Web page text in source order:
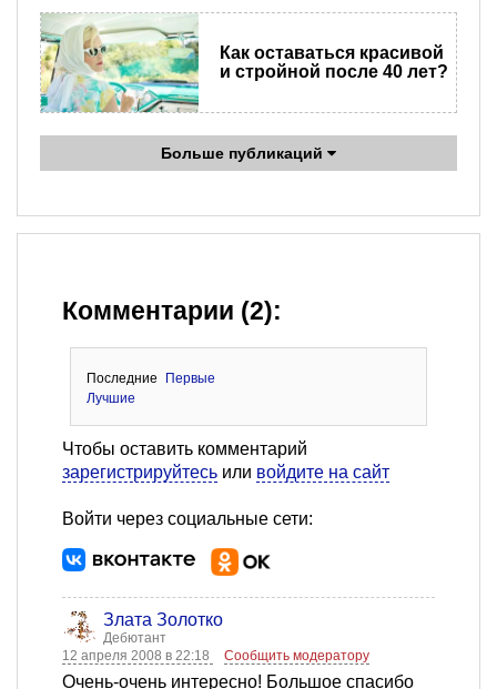
Как оставаться красивой
и стройной после 40 лет?
Больше публикаций
Комментарии (2):
Последние
Первые
Лучшие
Чтобы оставить комментарий
зарегистрируйтесь или войдите на сайт
Войти через социальные сети:
Злата Золотко
Дебютант
12 апреля 2008 в 22:18
Сообщить модератору
Очень-очень интересно! Большое спасибо